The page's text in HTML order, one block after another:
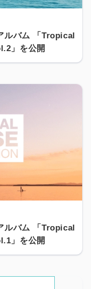
ルバム 「Tropical
」を公開
ルバム 「Tropical
」を公開